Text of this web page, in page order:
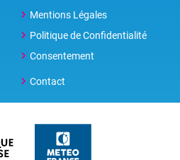
Mentions Légales
Politique de Confidentialité
Consentement
Contact